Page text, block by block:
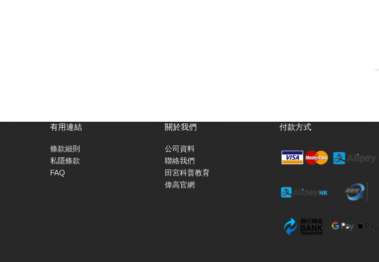
有用連結
條款細則
私隱條款
FAQ
關於我們
公司資料
聯絡我們
田宮科普教育
偉高官網
付款方式